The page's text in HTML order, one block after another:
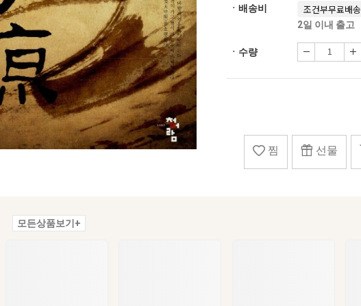
ㆍ배송비 조건부무료배송
2일 이내 출고
ㆍ수량
찜 선물
모든상품보기+